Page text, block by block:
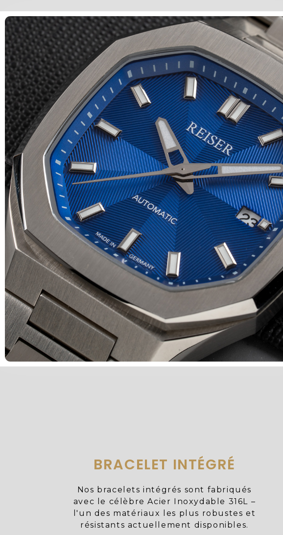
BRACELET INTÉGRÉ
Nos bracelets intégrés sont fabriqués
avec le célèbre Acier Inoxydable 316L –
l'un des matériaux les plus robustes et
résistants actuellement disponibles.